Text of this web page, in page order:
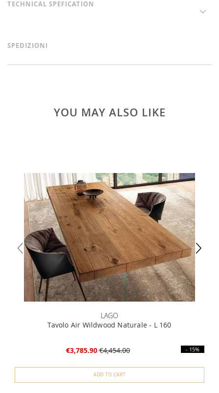
TECHNICAL SPEFICATION
SPEDIZIONI
YOU MAY ALSO LIKE
LAGO
Tavolo Air Wildwood Naturale - L 160
€3,785.90 €4,454.00 - 15%
ADD TO CART